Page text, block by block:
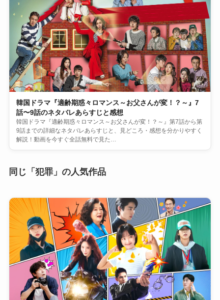
韓国ドラマ『適齢期惑々ロマンス～お父さんが変！？～』7
話〜9話のネタバレあらすじと感想
韓国ドラマ『適齢期惑々ロマンス～お父さんが変！？～』第7話から第
9話までの詳細なネタバレあらすじと、見どころ・感想を分かりやすく
解説！動画を今すぐ全話無料で見た…
同じ「犯罪」の人気作品